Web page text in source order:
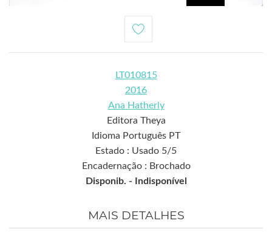
LT010815
2016
Ana Hatherly
Editora Theya
Idioma Português PT
Estado : Usado 5/5
Encadernação : Brochado
Disponib. -
Indisponível
MAIS DETALHES